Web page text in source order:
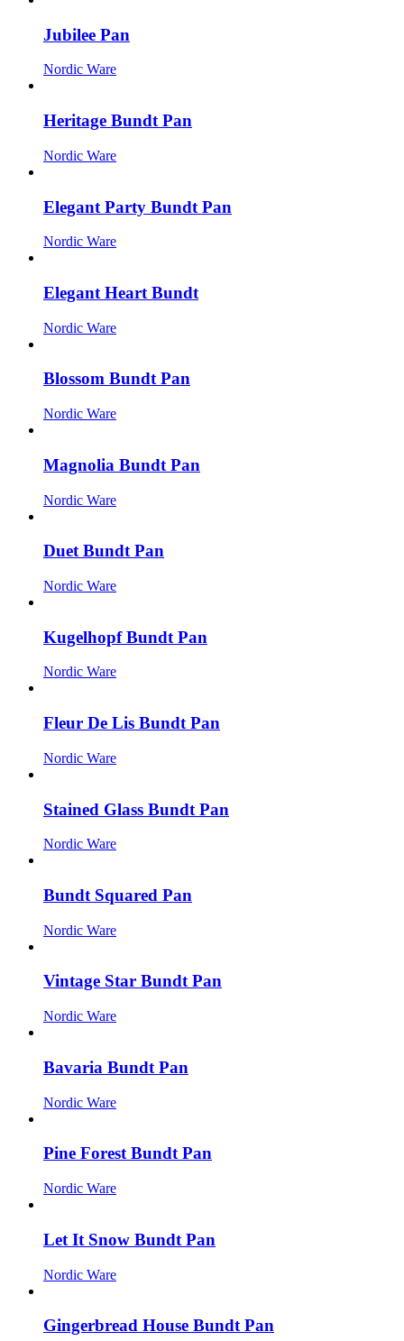
Jubilee Pan
Nordic Ware
Heritage Bundt Pan
Nordic Ware
Elegant Party Bundt Pan
Nordic Ware
Elegant Heart Bundt
Nordic Ware
Blossom Bundt Pan
Nordic Ware
Magnolia Bundt Pan
Nordic Ware
Duet Bundt Pan
Nordic Ware
Kugelhopf Bundt Pan
Nordic Ware
Fleur De Lis Bundt Pan
Nordic Ware
Stained Glass Bundt Pan
Nordic Ware
Bundt Squared Pan
Nordic Ware
Vintage Star Bundt Pan
Nordic Ware
Bavaria Bundt Pan
Nordic Ware
Pine Forest Bundt Pan
Nordic Ware
Let It Snow Bundt Pan
Nordic Ware
Gingerbread House Bundt Pan